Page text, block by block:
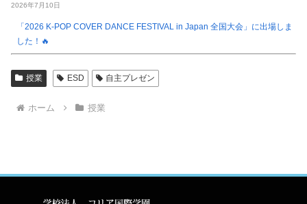
2026年7月10日
「2026 K-POP COVER DANCE FESTIVAL in Japan 全国大会」に出場しま
した！🔥
授業 ESD 自主プレゼン
ホーム 授業